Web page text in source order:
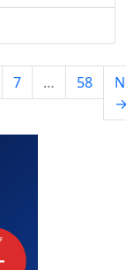
7 … 58